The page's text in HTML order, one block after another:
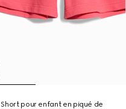
Short pour enfant en piqué de